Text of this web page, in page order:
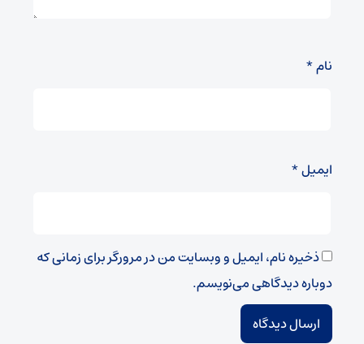
نام*
ایمیل*
ذخیره نام، ایمیل و وبسایت من در مرورگر برای زمانی که
دوباره دیدگاهی می‌نویسم.